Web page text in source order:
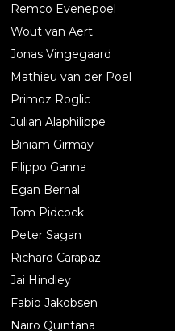
Remco Evenepoel
Wout van Aert
Jonas Vingegaard
Mathieu van der Poel
Primoz Roglic
Julian Alaphilippe
Biniam Girmay
Filippo Ganna
Egan Bernal
Tom Pidcock
Peter Sagan
Richard Carapaz
Jai Hindley
Fabio Jakobsen
Nairo Quintana